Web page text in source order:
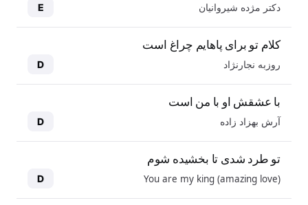
دکتر مژده شیروانیان E
کلام تو برای پاهایم چراغ است
روزبه نجارنژاد D
با عشقش او با من است
آرش بهزاد زاده D
تو طرد شدی تا بخشیده شوم
You are my king (amazing love)
D